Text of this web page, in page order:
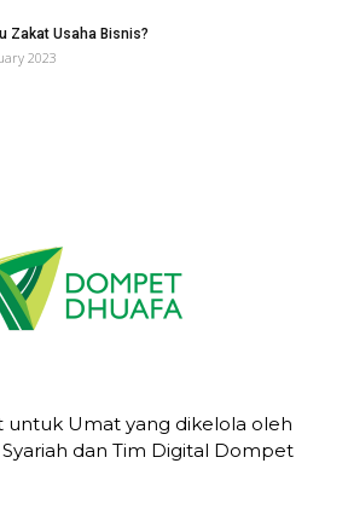
Zakat Usaha Bisnis?
2023
untuk Umat yang dikelola oleh
dan Tim Digital Dompet